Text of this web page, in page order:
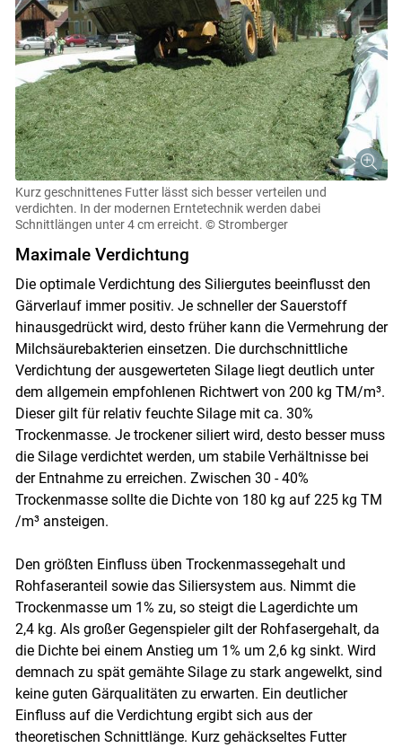
Kurz geschnittenes Futter lässt sich besser verteilen und
verdichten. In der modernen Erntetechnik werden dabei
Schnittlängen unter 4 cm erreicht. © Stromberger
Maximale Verdichtung
Die optimale Verdichtung des Siliergutes beeinflusst den
Gärverlauf immer positiv. Je schneller der Sauerstoff
hinausgedrückt wird, desto früher kann die Vermehrung der
Milchsäurebakterien einsetzen. Die durchschnittliche
Verdichtung der ausgewerteten Silage liegt deutlich unter
dem allgemein empfohlenen Richtwert von 200 kg TM/​m³.
Dieser gilt für relativ feuchte Silage mit ca. 30%
Trockenmasse. Je trockener siliert wird, desto besser muss
die Silage verdichtet werden, um stabile Verhältnisse bei
der Entnahme zu erreichen. Zwischen 30 - 40%
Trockenmasse sollte die Dichte von 180 kg auf 225 kg TM
/​m³ ansteigen.
Den größten Einfluss üben Trockenmassegehalt und
Rohfaseranteil sowie das Siliersystem aus. Nimmt die
Trockenmasse um 1% zu, so steigt die Lagerdichte um
2,4 kg. Als großer Gegenspieler gilt der Rohfasergehalt, da
die Dichte bei einem Anstieg um 1% um 2,6 kg sinkt. Wird
demnach zu spät gemähte Silage zu stark angewelkt, sind
keine guten Gärqualitäten zu erwarten. Ein deutlicher
Einfluss auf die Verdichtung ergibt sich aus der
theoretischen Schnittlänge. Kurz gehäckseltes Futter